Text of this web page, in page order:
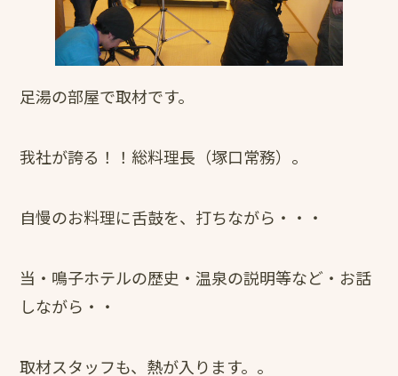
足湯の部屋で取材です。
我社が誇る！！総料理長（塚口常務）。
自慢のお料理に舌鼓を、打ちながら・・・
当・鳴子ホテルの歴史・温泉の説明等など・お話
しながら・・
取材スタッフも、熱が入ります。。